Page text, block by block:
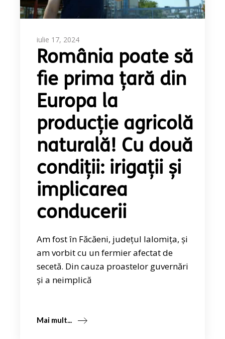
iulie 17, 2024
România poate să
fie prima țară din
Europa la
producție agricolă
naturală! Cu două
condiții: irigații și
implicarea
conducerii
Am fost în Făcăeni, județul Ialomița, și
am vorbit cu un fermier afectat de
secetă. Din cauza proastelor guvernări
și a neimplică
Mai mult...